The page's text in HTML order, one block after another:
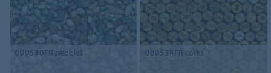
000510FR pebbles 000534FR corks